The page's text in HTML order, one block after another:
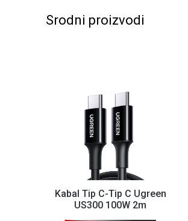
Srodni proizvodi
Kabal Tip C-Tip C Ugreen
US300 100W 2m